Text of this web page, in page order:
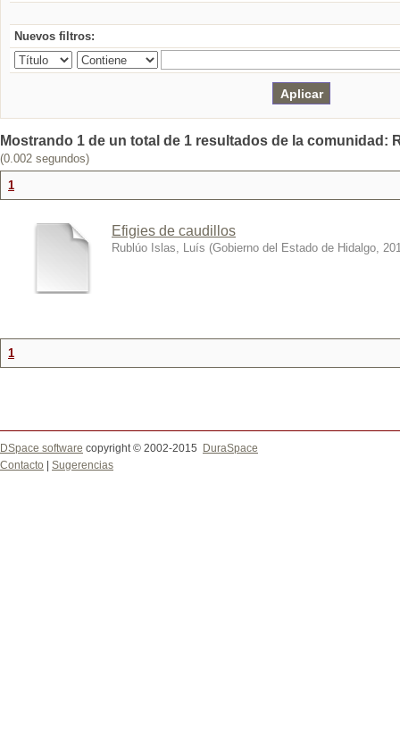
Nuevos filtros:
Mostrando 1 de un total de 1 resultados de la comunidad:
(0.002 segundos)
1
Efigies de caudillos
Rublúo Islas, Luís (Gobierno del Estado de Hidalgo,
1
DSpace software copyright © 2002-2015
DuraSpace
Contacto
Sugerencias